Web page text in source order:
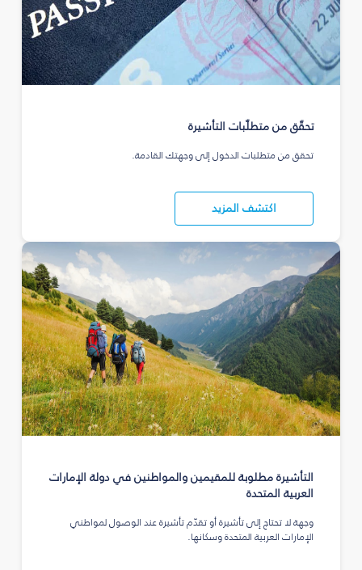
تحقّق من متطلّبات التأشيرة
تحقق من متطلبات الدخول إلى وجهتك القادمة.
اكتشف المزيد
التأشيرة مطلوبة للمقيمين والمواطنين في دولة الإمارات
العربية المتحدة
وجهة لا تحتاج إلى تأشيرة أو تقدّم تأشيرة عند الوصول لمواطني
الإمارات العربية المتحدة وسكانها.